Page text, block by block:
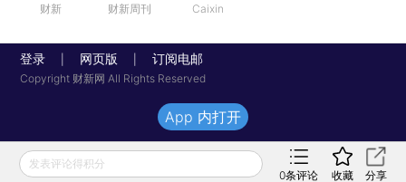
财新 财新周刊 Caixin
登录 网页版 订阅电邮
Copyright 财新网 All Rights Reserved
发表评论得积分
0条评论 收藏 分享
App 内打开